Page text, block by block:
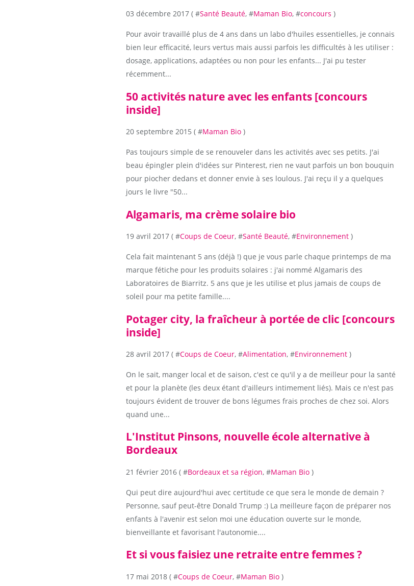
03 décembre 2017 ( #Santé Beauté, #Maman Bio, #concours )
Pour avoir travaillé plus de 4 ans dans un labo d'huiles essentielles, je connais
bien leur efficacité, leurs vertus mais aussi parfois les difficultés à les utiliser :
dosage, applications, adaptées ou non pour les enfants... J'ai pu tester
récemment...
50 activités nature avec les enfants [concours
inside]
20 septembre 2015 ( #Maman Bio )
Pas toujours simple de se renouveler dans les activités avec ses petits. J'ai
beau épingler plein d'idées sur Pinterest, rien ne vaut parfois un bon bouquin
pour piocher dedans et donner envie à ses loulous. J'ai reçu il y a quelques
jours le livre "50...
Algamaris, ma crème solaire bio
19 avril 2017 ( #Coups de Coeur, #Santé Beauté, #Environnement )
Cela fait maintenant 5 ans (déjà !) que je vous parle chaque printemps de ma
marque fétiche pour les produits solaires : j'ai nommé Algamaris des
Laboratoires de Biarritz. 5 ans que je les utilise et plus jamais de coups de
soleil pour ma petite famille....
Potager city, la fraîcheur à portée de clic [concours
inside]
28 avril 2017 ( #Coups de Coeur, #Alimentation, #Environnement )
On le sait, manger local et de saison, c'est ce qu'il y a de meilleur pour la santé
et pour la planète (les deux étant d'ailleurs intimement liés). Mais ce n'est pas
toujours évident de trouver de bons légumes frais proches de chez soi. Alors
quand une...
L'Institut Pinsons, nouvelle école alternative à
Bordeaux
21 février 2016 ( #Bordeaux et sa région, #Maman Bio )
Qui peut dire aujourd'hui avec certitude ce que sera le monde de demain ?
Personne, sauf peut-être Donald Trump :) La meilleure façon de préparer nos
enfants à l'avenir est selon moi une éducation ouverte sur le monde,
bienveillante et favorisant l'autonomie....
Et si vous faisiez une retraite entre femmes ?
17 mai 2018 ( #Coups de Coeur, #Maman Bio )